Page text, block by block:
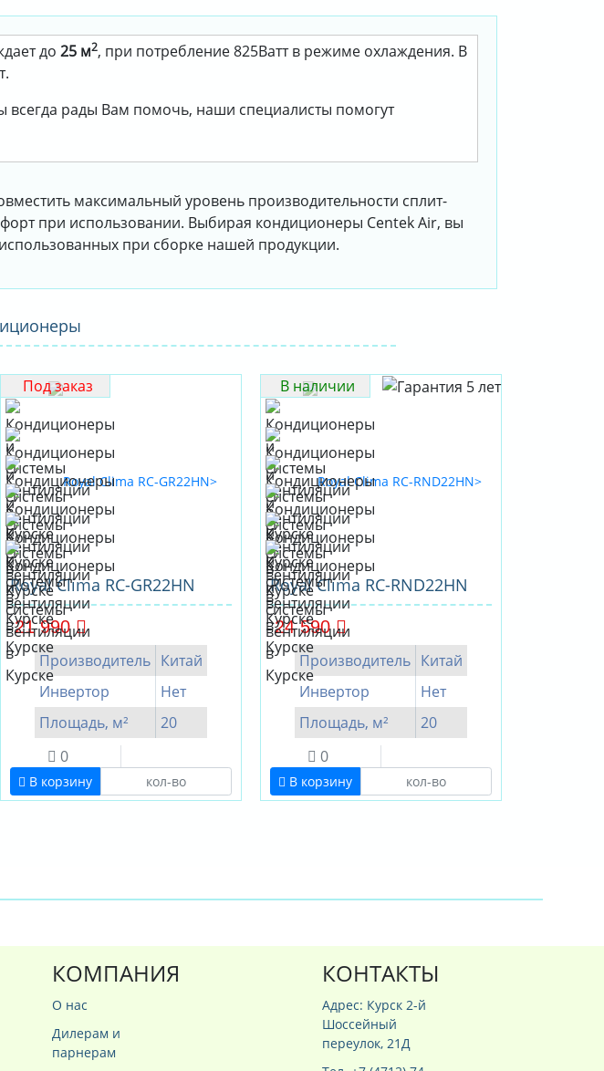
до 25 м2, при потребление 825Ватт в режиме охлаждения. В
всегда рады Вам помочь, наши специалисты помогут
максимальный уровень производительности сплит-
при использовании. Выбирая кондиционеры Centek Air, вы
при сборке нашей продукции.
Под заказ
Royal Clima RC-GR22HN
21 990
Производитель Китай
Инвертор
Нет
Площадь, м²
20
0
В корзину
В наличии
Royal Clima RC-RND22HN
24 590
Производитель Китай
Инвертор
Нет
Площадь, м²
20
0
В корзину
КОМПАНИЯ
О нас
Дилерам и
парнерам
КОНТАКТЫ
Адрес: Курск 2-й
Шоссейный
переулок, 21Д